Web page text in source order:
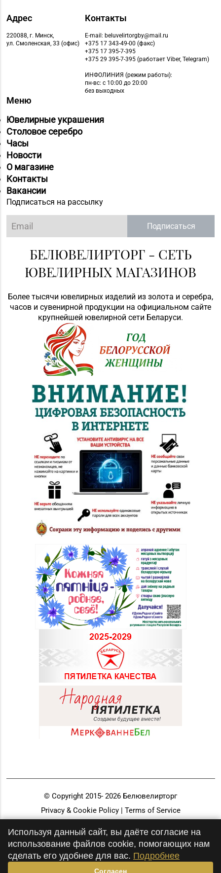
Адрес
220088, г. Минск,
ул. Смоленская, 33 (офис)
Контакты
E-mail: beluvelirtorgby@mail.ru
+375 17 343-49-00 (факс)
+375 17 395-7-395
+375 29 395-7-395 (работает Viber, Telegram)
ИНФОЛИНИЯ (режим работы):
пн-вс: с 10:00 до 20:00
без выходных
Меню
Ювелирные украшения
Столовое серебро
Часы
Новости
О магазине
Контакты
Вакансии
Подписаться на рассылку
Подписаться
БЕЛЮВЕЛИРТОРГ - СЕТЬ
ЮВЕЛИРНЫХ МАГАЗИНОВ
Более тысячи ювелирных изделий из золота и серебра,
часов и сувенирной продукции на официальном сайте
крупнейшей ювелирной сети Беларуси.
© Copyright 2015- 2026 Белювелирторг
Privacy & Cookie Policy | Terms of Service
Используя данный сайт, вы даёте согласие на
использование файлов cookie, помогающих нам
сделать его удобнее для вас. Подробнее
Согласен